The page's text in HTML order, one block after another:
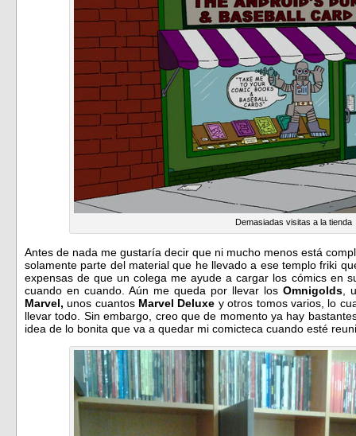
Demasiadas visitas a la tienda
Antes de nada me gustaría decir que ni mucho menos está
solamente parte del material que he llevado a ese templo friki
expensas de que un colega me ayude a cargar los cómics en
cuando en cuando. Aún me queda por llevar los Omnigolds ,
Marvel, unos cuantosMarvel Deluxe y otros tomos varios, lo
llevar todo. Sin embargo, creo que de momento ya hay
idea de lo bonita que va a quedar mi comicteca cuando esté